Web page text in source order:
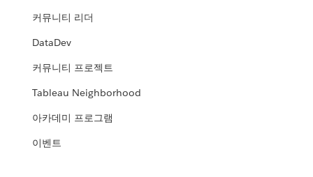
커뮤니티 리더
DataDev
커뮤니티 프로젝트
Tableau Neighborhood
아카데미 프로그램
이벤트